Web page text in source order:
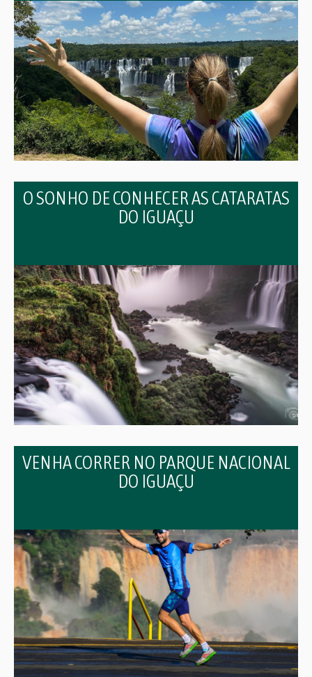
O SONHO DE CONHECER AS CATARATAS
DO IGUAÇU
VENHA CORRER NO PARQUE NACIONAL
DO IGUAÇU